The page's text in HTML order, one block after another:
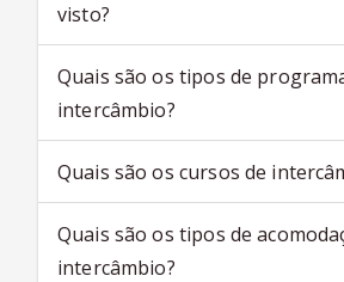
visto?
Quais são os tipos de
intercâmbio?
Quais são os cursos de
Quais são os tipos de
intercâmbio?